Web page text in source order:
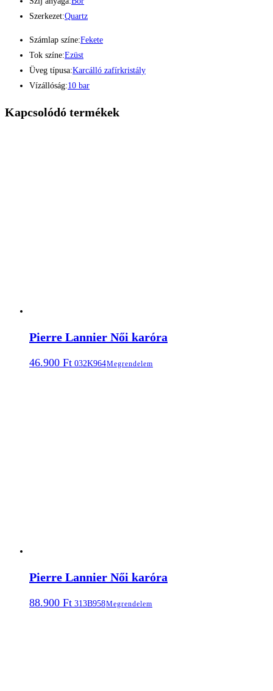
Szerkezet:Quartz
Számlap színe:Fekete
Tok színe:Ezüst
Üveg típusa:Karcálló zafírkristály
Vízállóság:10 bar
Kapcsolódó termékek
Pierre Lannier Női karóra
46.900 Ft 032K964Megrendelem
Pierre Lannier Női karóra
88.900 Ft 313B958Megrendelem